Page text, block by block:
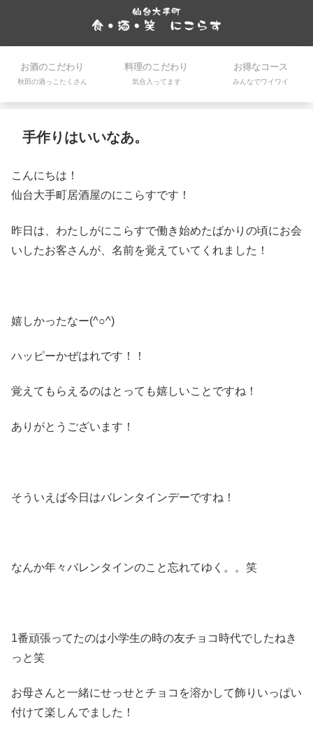
お酒のこだわり
秋田の酒っこたくさん
料理のこだわり
気合入ってます
お得なコース
みんなでワイワイ
手作りはいいなあ。
こんにちは！
仙台大手町居酒屋のにこらすです！
昨日は、わたしがにこらすで働き始めたばかりの頃にお会
いしたお客さんが、名前を覚えていてくれました！
嬉しかったなー(^○^)
ハッピーかぜはれです！！
覚えてもらえるのはとっても嬉しいことですね！
ありがとうございます！
そういえば今日はバレンタインデーですね！
なんか年々バレンタインのこと忘れてゆく。。笑
1番頑張ってたのは小学生の時の友チョコ時代でしたねき
っと笑
お母さんと一緒にせっせとチョコを溶かして飾りいっぱい
付けて楽しんでました！